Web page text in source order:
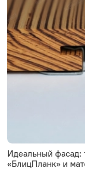
Идеальный фасад:
«БлицПланк» и